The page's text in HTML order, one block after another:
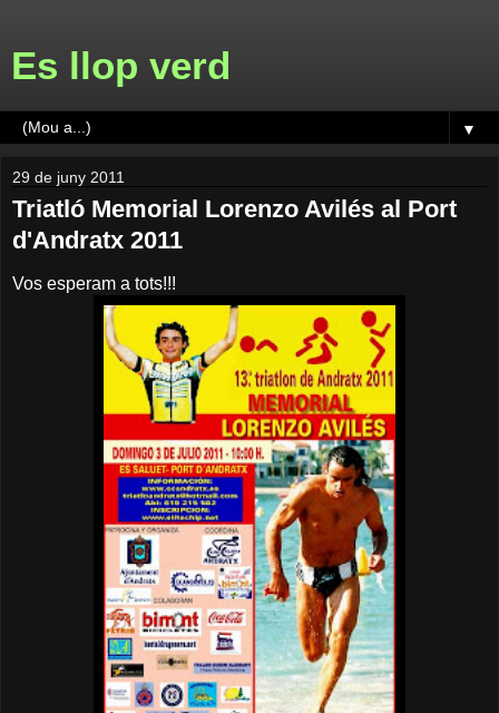
Es llop verd
▼
29 de juny 2011
Triatló Memorial Lorenzo Avilés al Port
d'Andratx 2011
Vos esperam a tots!!!